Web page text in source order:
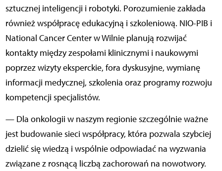
sztucznej inteligencji i robotyki. Porozumienie zakłada
również współpracę edukacyjną i szkoleniową. NIO-PIB i
National Cancer Center w Wilnie planują rozwijać
kontakty między zespołami klinicznymi i naukowymi
poprzez wizyty eksperckie, fora dyskusyjne, wymianę
informacji medycznej, szkolenia oraz programy rozwoju
kompetencji specjalistów.
— Dla onkologii w naszym regionie szczególnie ważne
jest budowanie sieci współpracy, która pozwala szybciej
dzielić się wiedzą i wspólnie odpowiadać na wyzwania
związane z rosnącą liczbą zachorowań na nowotwory.